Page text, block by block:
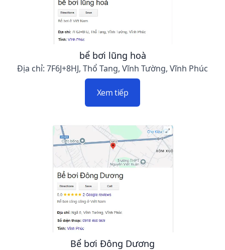
bể bơi lũng hoà
Địa chỉ: 7F6J+8HJ, Thổ Tang, Vĩnh Tường, Vĩnh Phúc
Xem tiếp
Bể bơi Đông Dương